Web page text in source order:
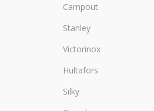
Campout
Stanley
Victorinox
Hultafors
Silky